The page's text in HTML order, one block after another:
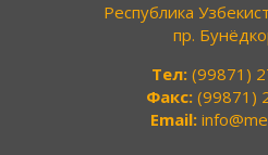
Республика
пр.
Тел: (99871)
Факс: (99871)
Email: